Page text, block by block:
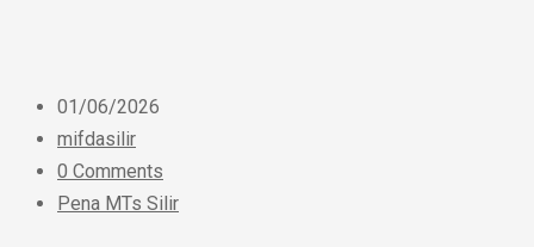
01/06/2026
mifdasilir
0 Comments
Pena MTs Silir